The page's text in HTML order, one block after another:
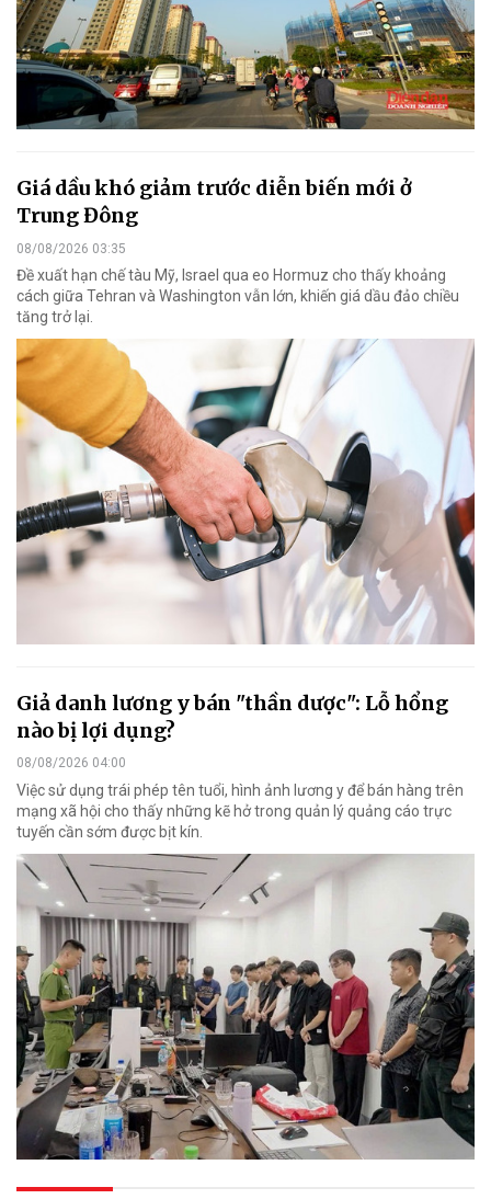
Giá dầu khó giảm trước diễn biến mới ở
Trung Đông
08/08/2026 03:35
Đề xuất hạn chế tàu Mỹ, Israel qua eo Hormuz cho thấy khoảng
cách giữa Tehran và Washington vẫn lớn, khiến giá dầu đảo chiều
tăng trở lại.
Giả danh lương y bán "thần dược": Lỗ hổng
nào bị lợi dụng?
08/08/2026 04:00
Việc sử dụng trái phép tên tuổi, hình ảnh lương y để bán hàng trên
mạng xã hội cho thấy những kẽ hở trong quản lý quảng cáo trực
tuyến cần sớm được bịt kín.